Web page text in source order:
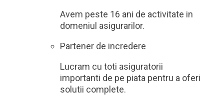
Avem peste 16 ani de activitate in
domeniul asigurarilor.
Partener de incredere
Lucram cu toti asiguratorii
importanti de pe piata pentru a oferi
solutii complete.